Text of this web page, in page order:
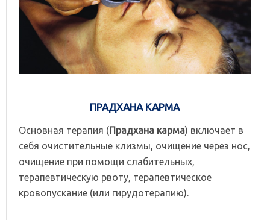
ПРАДХАНА КАРМА
Основная терапия (Прадхана карма) включает в
себя очистительные клизмы, очищение через нос,
очищение при помощи слабительных,
терапевтическую рвоту, терапевтическое
кровопускание (или гирудотерапию).